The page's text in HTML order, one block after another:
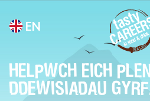
EN
HELPWCH EICH
DDEWISIADAU